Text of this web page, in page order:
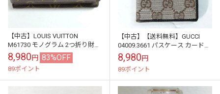
【中古】LOUIS VUITTON
M61730 モノグラム 2つ折り財布
ポルトモネ・ビエトレゾー★ベ
タ有り
8,980円 83%OFF
89ポイント
【中古】【送料無料】GUCCI
04009.3661 パスケース カードケ
ース GGキャンバス×レザー ブラ
ウン※メール便でお送り...
8,980円
89ポイント